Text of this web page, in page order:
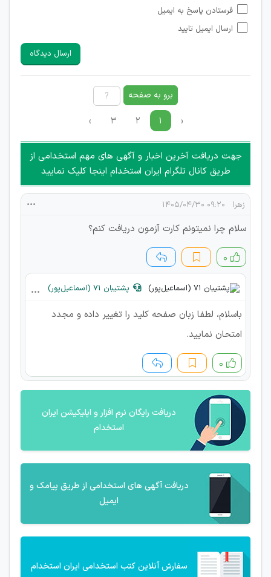
شبکه های مجازی ارتباطی می باشند وجود ندارد.
امکان تأیید نظرات کاربرانی که به هر طریقی قصد مأیوس کردن
هرگونه تحریک، تحقیر و کنایه به سایر افراد (مسئول و غیر مسئول)
غیر مجاز می باشد.
امکان هماهنگی برای هرگونه ملاقات حضوری چه به صورت دسته
جمعی و چه فردی توسط کاربران سایت وجود ندارد.
فرستادن پاسخ به ایمیل
ارسال ایمیل تایید
ارسال دیدگاه
برو به صفحه
‹ ۱ ۲ ۳ ›
جهت دریافت آخرین اخبار و آگهی های مهم استخدامی از
طریق کانال تلگرام ایران استخدام اینجا کلیک نمایید
زهرا ۰۹:۲۰ ۱۴۰۵/۰۴/۳۰
سلام چرا نمیتونم کارت آزمون دریافت کنم؟
۰
پشتیبان 71 (اسماعیل‌پور)
باسلام، لطفا زبان صفحه کلید را تغییر داده و مجدد
امتحان نمایید.
۰
دریافت رایگان نرم افزار و اپلیکیشن ایران
استخدام
دریافت آگهی های استخدامی از طریق پیامک و
ایمیل
سفارش آنلاین کتب استخدامی ایران استخدام